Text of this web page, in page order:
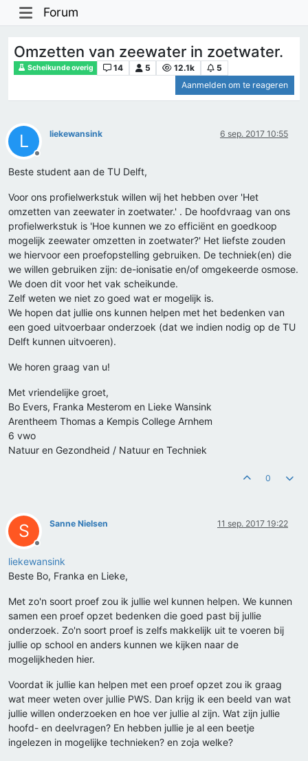
Forum
Omzetten van zeewater in zoetwater.
Scheikunde overig 14 5 12.1k
5
Aanmelden om te reageren
L
Offline
liekewansink 6 sep. 2017 10:55
Beste student aan de TU Delft,
Voor ons profielwerkstuk willen wij het hebben over 'Het
omzetten van zeewater in zoetwater.' . De hoofdvraag van ons
profielwerkstuk is 'Hoe kunnen we zo efficiënt en goedkoop
mogelijk zeewater omzetten in zoetwater?' Het liefste zouden
we hiervoor een proefopstelling gebruiken. De techniek(en) die
we willen gebruiken zijn: de-ionisatie en/of omgekeerde osmose.
We doen dit voor het vak scheikunde.
Zelf weten we niet zo goed wat er mogelijk is.
We hopen dat jullie ons kunnen helpen met het bedenken van
een goed uitvoerbaar onderzoek (dat we indien nodig op de TU
Delft kunnen uitvoeren).
We horen graag van u!
Met vriendelijke groet,
Bo Evers, Franka Mesterom en Lieke Wansink
Arentheem Thomas a Kempis College Arnhem
6 vwo
Natuur en Gezondheid / Natuur en Techniek
0
S
Offline
Sanne Nielsen 11 sep. 2017 19:22
liekewansink
Beste Bo, Franka en Lieke,
Met zo'n soort proef zou ik jullie wel kunnen helpen. We kunnen
samen een proef opzet bedenken die goed past bij jullie
onderzoek. Zo'n soort proef is zelfs makkelijk uit te voeren bij
jullie op school en anders kunnen we kijken naar de
mogelijkheden hier.
Voordat ik jullie kan helpen met een proef opzet zou ik graag
wat meer weten over jullie PWS. Dan krijg ik een beeld van wat
jullie willen onderzoeken en hoe ver jullie al zijn. Wat zijn jullie
hoofd- en deelvragen? En hebben jullie je al een beetje
ingelezen in mogelijke technieken? en zoja welke?